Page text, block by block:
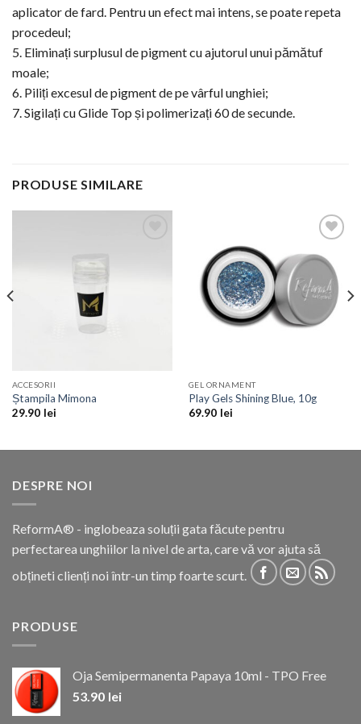
aplicator de fard. Pentru un efect mai intens, se poate repeta
procedeul;
5. Eliminați surplusul de pigment cu ajutorul unui pămătuf
moale;
6. Piliți excesul de pigment de pe vârful unghiei;
7. Sigilați cu Glide Top și polimerizați 60 de secunde.
PRODUSE SIMILARE
ACCESORII
Ștampila Mimona
29.90 lei
Wishlist
GEL ORNAMENT
Play Gels Shining Blue, 10g
69.90 lei
DESPRE NOI
ReformA® - inglobeaza soluții gata făcute pentru
perfectarea unghiilor la nivel de arta, care vă vor ajuta să
obțineti clienți noi într-un timp foarte scurt.
PRODUSE
Oja Semipermanenta Papaya 10ml - TPO Free
53.90 lei